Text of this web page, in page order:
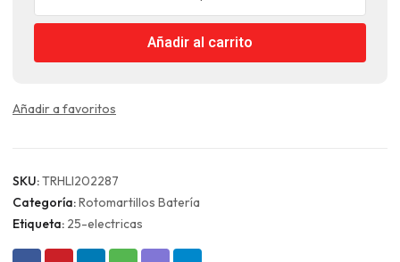
20V
Plus
doble
Añadir al carrito
Añadir a favoritos
SKU:TRHLI202287
Categoría:Rotomartillos Batería
Etiqueta: 25-electricas